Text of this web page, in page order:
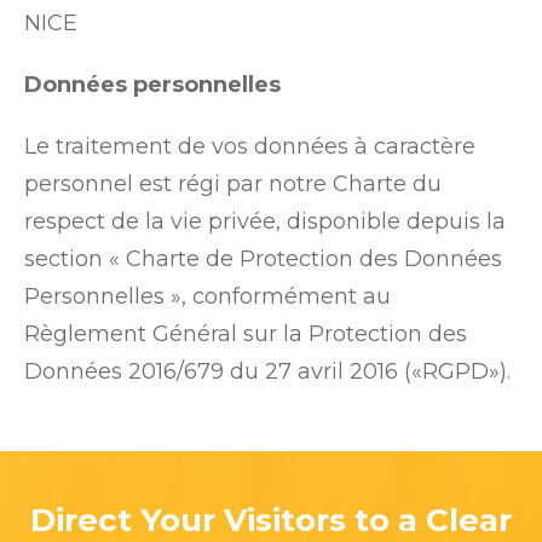
NICE
Données personnelles
Le traitement de vos données à caractère
personnel est régi par notre Charte du
respect de la vie privée, disponible depuis la
section « Charte de Protection des Données
Personnelles », conformément au
Règlement Général sur la Protection des
Données 2016/679 du 27 avril 2016 («RGPD»).
Direct Your Visitors to a Clear